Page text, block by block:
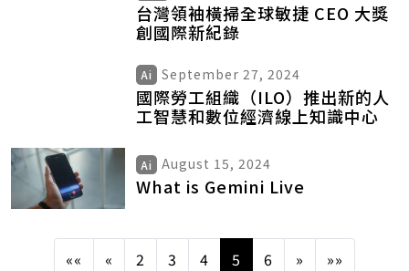
台灣領袖橫掃全球敏捷 CEO 大獎
創國際新紀錄
Ai September 27, 2024
國際勞工組織（ILO）推出新的人
工智慧和數位經濟線上知識中心
Ai August 15, 2024
What is Gemini Live
«« « 2 3 4 5 6 » »»